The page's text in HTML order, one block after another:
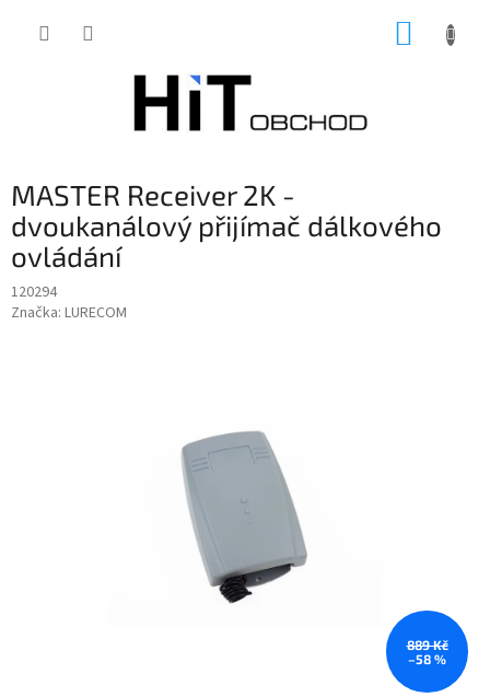
MASTER Receiver 2K -
dvoukanálový přijímač dálkového
ovládání
120294
Značka: LURECOM
889 Kč
–58 %